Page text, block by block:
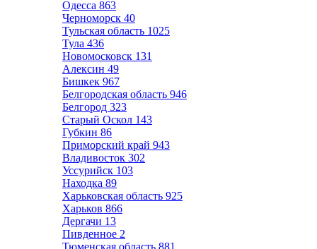
Одесса 863
Черноморск 40
Тульская область 1025
Тула 436
Новомосковск 131
Алексин 49
Бишкек 967
Белгородская область 946
Белгород 323
Старый Оскол 143
Губкин 86
Приморский край 943
Владивосток 302
Уссурийск 103
Находка 89
Харьковская область 925
Харьков 866
Дергачи 13
Пивденное 2
Тюменская область 881